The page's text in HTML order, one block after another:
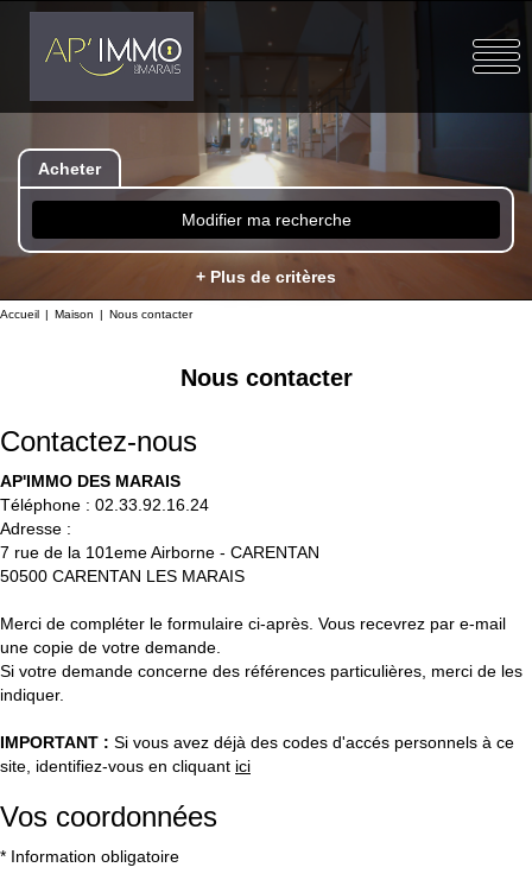
Acheter
Modifier ma recherche
+ Plus de critères
Accueil Maison Nous contacter
Nous contacter
Contactez-nous
AP'IMMO DES MARAIS
Téléphone : 02.33.92.16.24
Adresse :
7 rue de la 101eme Airborne - CARENTAN
50500 CARENTAN LES MARAIS
Merci de compléter le formulaire ci-après. Vous recevrez par e-mail
une copie de votre demande.
Si votre demande concerne des références particulières, merci de les
indiquer.
IMPORTANT : Si vous avez déjà des codes d'accés personnels à ce
site, identifiez-vous en cliquant ici
Vos coordonnées
* Information obligatoire